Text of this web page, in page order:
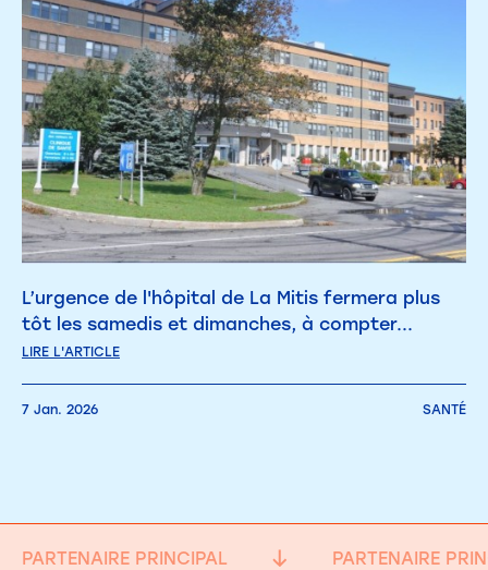
L’urgence de l'hôpital de La Mitis fermera plus
tôt les samedis et dimanches, à compter...
LIRE L'ARTICLE
7 Jan. 2026 SANTÉ
PARTENAIRE PRINCIPAL PARTENAIRE